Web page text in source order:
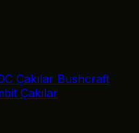
Çakılar Bushcraft
Çakılar